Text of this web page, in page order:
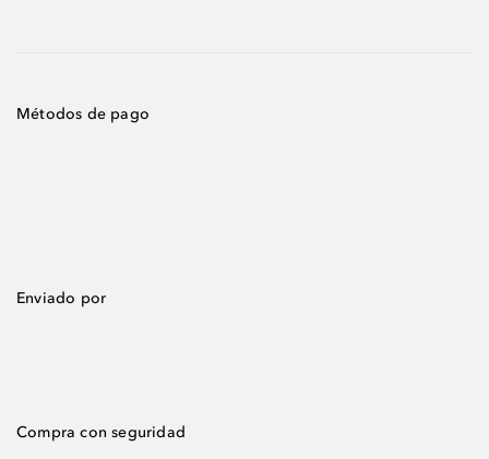
Métodos de pago
Enviado por
Compra con seguridad